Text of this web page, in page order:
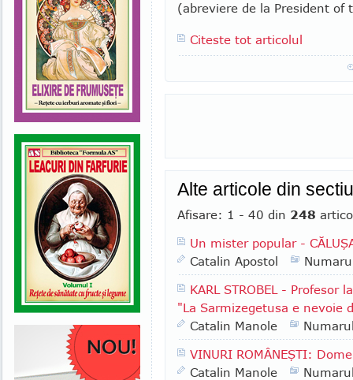
(abreviere de la President of
Citeste tot articolul
Alte articole din
Afisare: 1 - 40 din 248
Un mister popular -
Catalin Apostol
KARL STROBEL -
"La Sarmizegetusa e nevoie
Catalin Manole
VINURI ROMÂNEŞTI:
Catalin Manole